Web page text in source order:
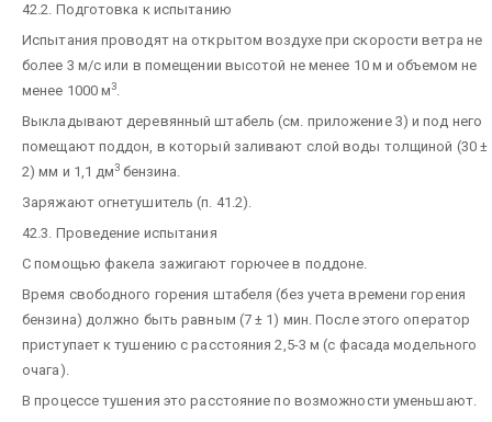
42.2. Подготовка к испытанию
Испытания проводят на открытом воздухе при скорости ветра не
более 3 м/с или в помещении высотой не менее 10 м и объемом не
менее 1000 м3.
Выкладывают деревянный штабель (см. приложение 3) и под него
помещают поддон, в который заливают слой воды толщиной (30 ±
2) мм и 1,1 дм3 бензина.
Заряжают огнетушитель (п. 41.2).
42.3. Проведение испытания
С помощью факела зажигают горючее в поддоне.
Время свободного горения штабеля (без учета времени горения
бензина) должно быть равным (7 ± 1) мин. После этого оператор
приступает к тушению с расстояния 2,5-3 м (с фасада модельного
очага).
В процессе тушения это расстояние по возможности уменьшают.